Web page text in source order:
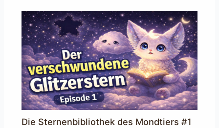
Die Sternenbibliothek des Mondtiers #1